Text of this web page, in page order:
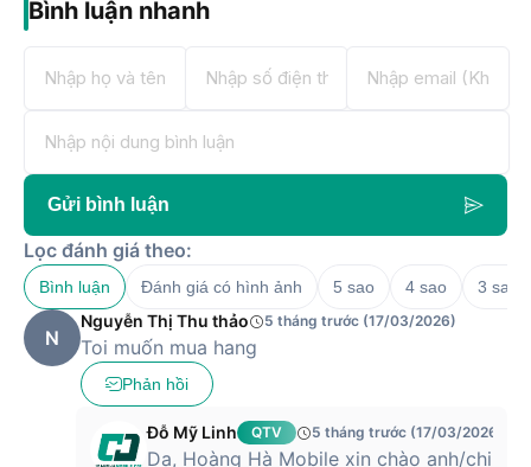
Bình luận nhanh
Gửi bình luận
Lọc đánh giá theo:
Bình luận Đánh giá có hình ảnh 5 sao 4 sao 3 sao
N
Nguyễn Thị Thu thảo 5 tháng trước (17/03/2026)
Toi muốn mua hang
Phản hồi
Đỗ Mỹ Linh QTV 5 tháng trước (17/03/2026)
Dạ, Hoàng Hà Mobile xin chào anh/chị